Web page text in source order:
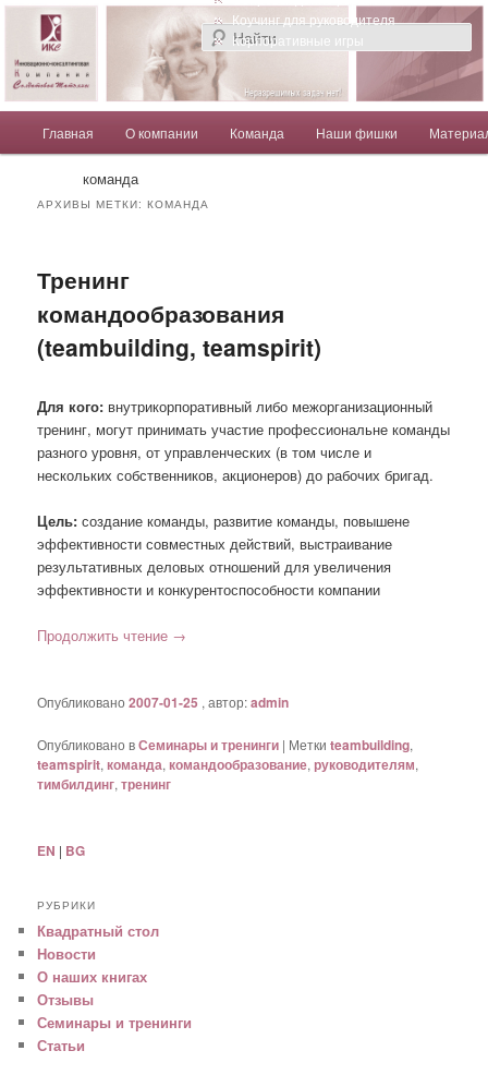
Солдатова Татьяна
Компания Солдатовой Татьяны
Главное менюПерейти к основному содержимому
Перейти к дополнительному содержимому
Главная О компании Команда Наши фишки
Коучинг для руководителя
Корпоративные игры
команда
АРХИВЫ МЕТКИ:КОМАНДА
Тренинг
командообразования
(teambuilding, teamspirit)
Для кого: внутрикорпоративный либо межорганизационный
тренинг, могут принимать участие профессиональне команды
разного уровня, от управленческих (в том числе и
нескольких собственников, акционеров) до рабочих бригад.
Цель:создание команды, развитие команды, повышене
эффективности совместных действий, выстраивание
результативных деловых отношений для увеличения
эффективности и конкурентоспособности компании
Продолжить чтение →
Опубликовано2007-01-25 , автор:admin
Опубликовано вСеминары и тренинги | Метки teambuilding,
teamspirit,команда,командообразование,руководителям,
тимбилдинг,тренинг
EN | BG
РУБРИКИ
Квадратный стол
Новости
О наших книгах
Отзывы
Семинары и тренинги
Статьи